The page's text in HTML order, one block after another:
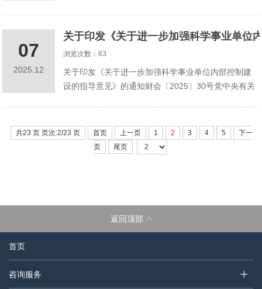
见。公众可通过以下途径和方式提出意见:
关于印发《关于进一步加强科学事业单位
浏览次数：63
关于印发《关于进一步加强科学事业单位内部控制建
设的指导意见》的通知财会〔2025〕30号党中央有关
市、计划单列市财政厅(局
07
2025.12
共23 页 页次:2/23 页 首页 上一页 1 2 3 4 5
下一
页
尾页
返回顶部
首页
咨询服务